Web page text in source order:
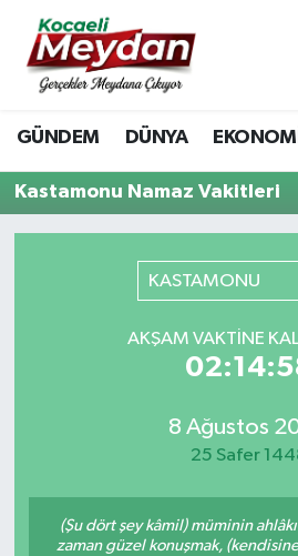
GÜNDEM DÜNYA EKONOMİ
Kastamonu Namaz Vakitleri
KASTAMONU
AKŞAM VAKTINE
8 Ağustos
25 Safer
(Şu dört şey kâmil) müminin
zaman güzel konuşmak,
Nöbetçi Eczaneler
Hava Durumu
Trafik Durumu
Son Dakika Haberleri